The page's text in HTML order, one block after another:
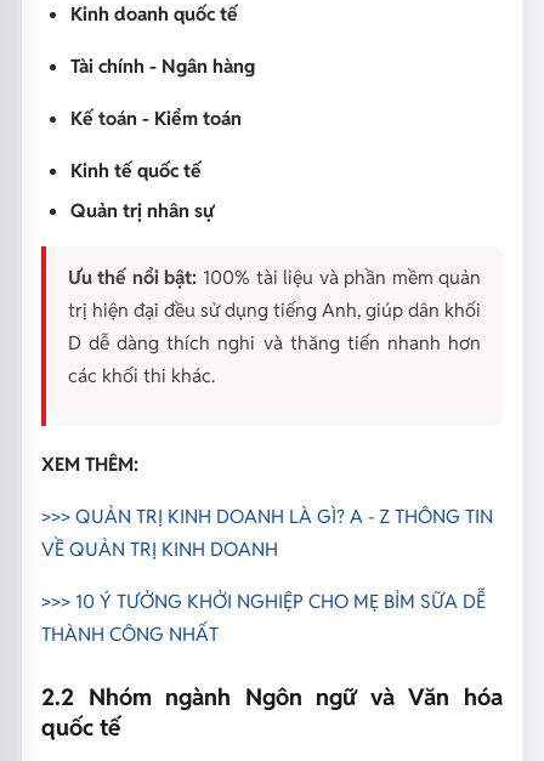
Kinh doanh quốc tế
Tài chính - Ngân hàng
Kế toán - Kiểm toán
Kinh tế quốc tế
Quản trị nhân sự
Ưu thế nổi bật: 100% tài liệu và phần mềm quản
trị hiện đại đều sử dụng tiếng Anh, giúp dân khối
D dễ dàng thích nghi và thăng tiến nhanh hơn
các khối thi khác.
XEM THÊM:
>>> QUẢN TRỊ KINH DOANH LÀ GÌ? A - Z THÔNG TIN
VỀ QUẢN TRỊ KINH DOANH
>>> 10 Ý TƯỞNG KHỞI NGHIỆP CHO MẸ BỈM SỮA DỄ
THÀNH CÔNG NHẤT
2.2 Nhóm ngành Ngôn ngữ và Văn hóa
quốc tế